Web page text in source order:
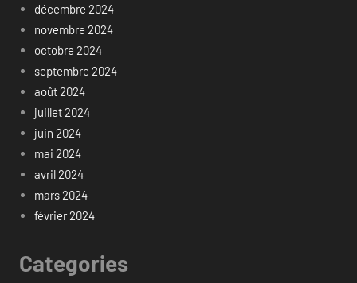
décembre 2024
novembre 2024
octobre 2024
septembre 2024
août 2024
juillet 2024
juin 2024
mai 2024
avril 2024
mars 2024
février 2024
Categories